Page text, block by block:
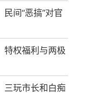
间“恶搞”对官
特权福利与两极
三玩市长和白痴